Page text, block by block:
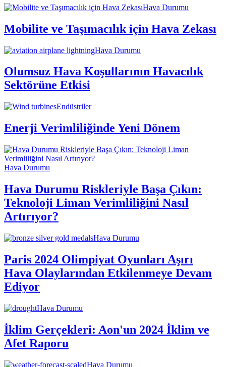
Hava Durumu
Mobilite ve Taşımacılık için Hava Zekası
Hava Durumu
Olumsuz Hava Koşullarının Havacılık
Sektörüne Etkisi
Endüstriler
Enerji Verimliliğinde Yeni Dönem
Hava Durumu
Hava Durumu Riskleriyle Başa Çıkın:
Teknoloji Liman Verimliliğini Nasıl
Artırıyor?
Hava Durumu
Paris 2024 Olimpiyat Oyunları Aşırı
Hava Olaylarından Etkilenmeye Devam
Ediyor
Hava Durumu
İklim Gerçekleri: Aon'un 2024 İklim ve
Afet Raporu
Hava Durumu